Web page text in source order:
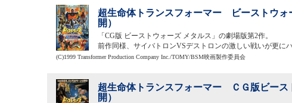
超生命体トランスフォーマー ビーストウ
開）
「CG版 ビーストウォーズ メタルス」の劇場版第2作。
前作同様、サイバトロンVSデストロンの激しい戦いが更に
(C)1999 Transformer Production Company Inc./TOMY/BSM映画製作委員会
超生命体トランスフォーマー ＣＧ版ビー
開）